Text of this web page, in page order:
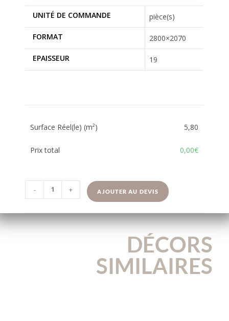
UNITÉ DE COMMANDE pièce(s)
FORMAT 2800×2070
EPAISSEUR 19
Surface Réel(le) (m²) 5,80
Prix total 0,00€
- + AJOUTER AU DEVIS
DÉCORS
SIMILAIRES